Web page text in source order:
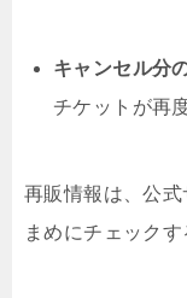
キャンセル分
チケットが再
再販情報は、公
まめにチェック